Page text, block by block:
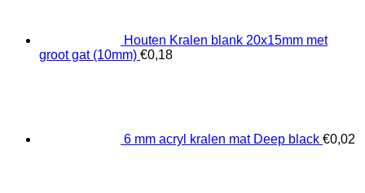
Houten Kralen blank 20x15mm met
groot gat (10mm) €0,18
6 mm acryl kralen mat Deep black €0,02